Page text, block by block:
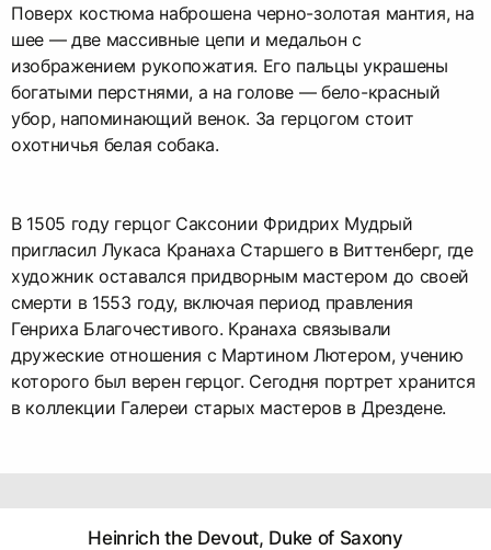
Поверх костюма наброшена черно-золотая мантия, на
шее — две массивные цепи и медальон с
изображением рукопожатия. Его пальцы украшены
богатыми перстнями, а на голове — бело-красный
убор, напоминающий венок. За герцогом стоит
охотничья белая собака.
В 1505 году герцог Саксонии Фридрих Мудрый
пригласил Лукаса Кранаха Старшего в Виттенберг, где
художник оставался придворным мастером до своей
смерти в 1553 году, включая период правления
Генриха Благочестивого. Кранаха связывали
дружеские отношения с Мартином Лютером, учению
которого был верен герцог. Сегодня портрет хранится
Heinrich the Devout, Duke of Saxony